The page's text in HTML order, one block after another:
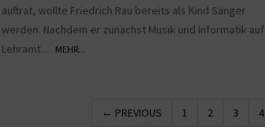
auftrat, wollte Friedrich Rau bereits als Kind Sänger
werden. Nachdem er zunächst Musik und Informatik auf
Lehramt...
MEHR...
← PREVIOUS 1 2 3 4